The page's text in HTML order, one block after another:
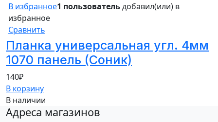
В избранное1 пользовательдобавил(или) в
избранное
Сравнить
Планка универсальная угл. 4мм
1070 панель (Соник)
140₽
В корзину
В наличии
Адреса магазинов